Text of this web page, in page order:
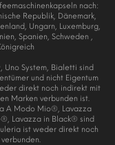
nach:
Republik, Dänemark,
Ungarn, Luxemburg,
Spanien, Schweden ,
Uno System, Bialetti sind
und nicht Eigentum
direkt noch indirekt mit
Marken verbunden ist.
A Modo Mio®, Lavazza
Lavazza in Black® sind
ist weder direkt noch